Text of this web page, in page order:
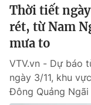
Thời tiết
rét, từ Nam
mưa to
VTV.vn - Dự báo
ngày 3/11, khu
Đông Quảng